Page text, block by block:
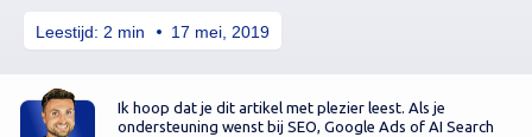
Leestijd: 2 min 17 mei, 2019
Ik hoop dat je dit artikel met plezier leest. Als je
ondersteuning wenst bij SEO, Google Ads of AI Search